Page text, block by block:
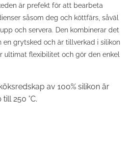
är prefekt för att bearbeta
såsom deg och köttfärs, såväl
och servera. Den kombinerar det
en grytsked och är tillverkad i silikon
ultimat flexibilitet och gör den enkel
av 100% silikon är
250 °C.